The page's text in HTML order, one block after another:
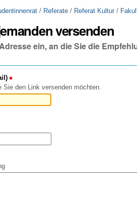
/ Referate / Referat Kultur /
versenden
ein, an die Sie die
Sie den Link versenden möchten.